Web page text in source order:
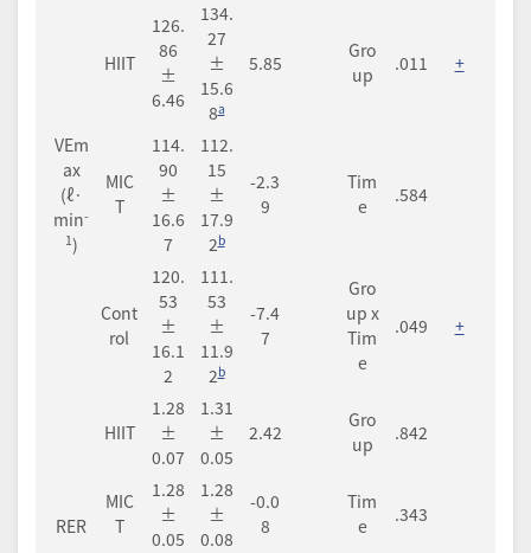
VEm
ax
(ℓ·
min-
1)
HIIT
126.
86
±
6.46
134.
27
±
15.6
8a
5.85
Gro
up
.011 +
MIC
T
114.
90
±
16.6
7
112.
15
±
17.9
2b
-2.3
9
Tim
e
.584
Cont
rol
120.
53
±
16.1
2
111.
53
±
11.9
2b
-7.4
7
Gro
up x
Tim
e
.049 +
RER
HIIT
1.28
±
0.07
1.31
±
0.05
2.42
Gro
up
.842
MIC
T
1.28
±
0.05
1.28
±
0.08
-0.0
8
Tim
e
.343